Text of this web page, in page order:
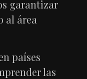
garantizar
al área
países
las